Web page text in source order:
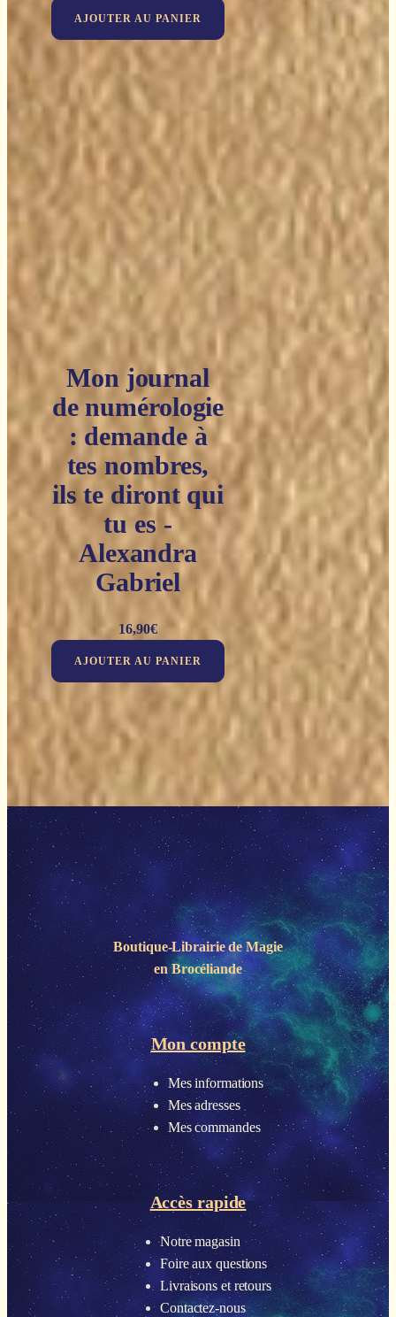
AJOUTER AU PANIER
Mon journal
de numérologie
: demande à
tes nombres,
ils te diront qui
tu es -
Alexandra
Gabriel
16,90€
AJOUTER AU PANIER
Boutique-Librairie deMagie
en Brocéliande
Mon compte
Mes informations
Mes adresses
Mes commandes
Accès rapide
Notre magasin
Foire aux questions
Livraisons et retours
Contactez-nous